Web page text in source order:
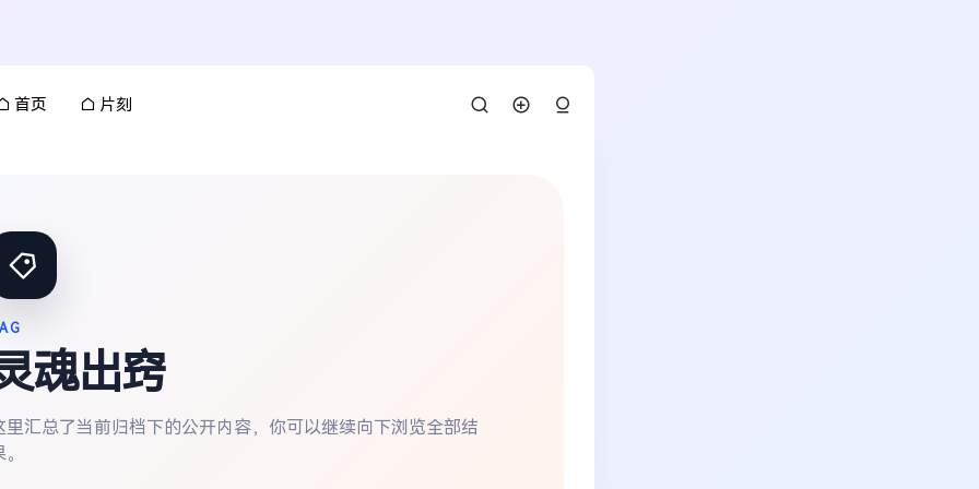
首页 片刻
魂出窍
里汇总了当前归档下的公开内容，你可以继续向下浏览全部结